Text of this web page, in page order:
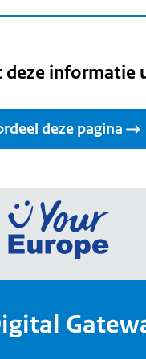
deze informatie
deze pagina
Ga
Your